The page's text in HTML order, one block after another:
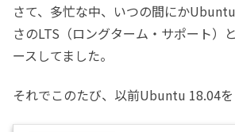
さて、多忙な中、いつの間にか
さのLTS（ロングターム・サポート）
ースしてました。
それでこのたび、以前Ubuntu 18.04を